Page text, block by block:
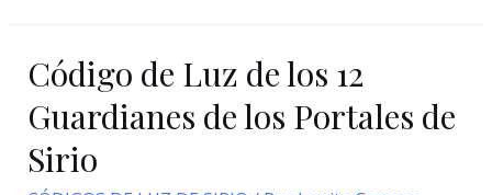
de
de
Cierre
de
Código de Luz de los 12
Guardianes de los Portales de
Sirio